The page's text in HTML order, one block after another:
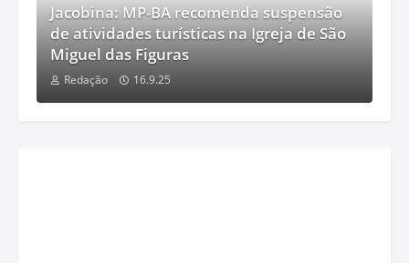
Jacobina: MP-BA recomenda suspensão
de atividades turísticas na Igreja de São
Miguel das Figuras
Redação 16.9.25